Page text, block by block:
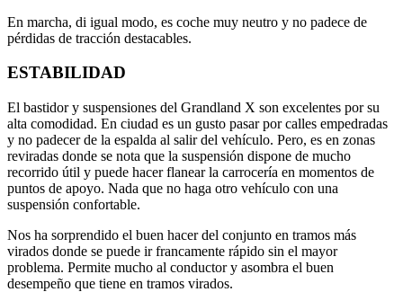
En marcha, di igual modo, es coche muy neutro y no padece de
pérdidas de tracción destacables.
ESTABILIDAD
El bastidor y suspensiones del Grandland X son excelentes por su
alta comodidad. En ciudad es un gusto pasar por calles empedradas
y no padecer de la espalda al salir del vehículo. Pero, es en zonas
reviradas donde se nota que la suspensión dispone de mucho
recorrido útil y puede hacer flanear la carrocería en momentos de
puntos de apoyo. Nada que no haga otro vehículo con una
suspensión confortable.
Nos ha sorprendido el buen hacer del conjunto en tramos más
virados donde se puede ir francamente rápido sin el mayor
problema. Permite mucho al conductor y asombra el buen
desempeño que tiene en tramos virados.